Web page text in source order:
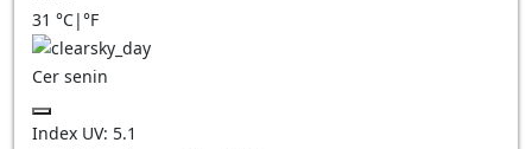
31 °C|°F
Cer senin
Index UV: 5.1